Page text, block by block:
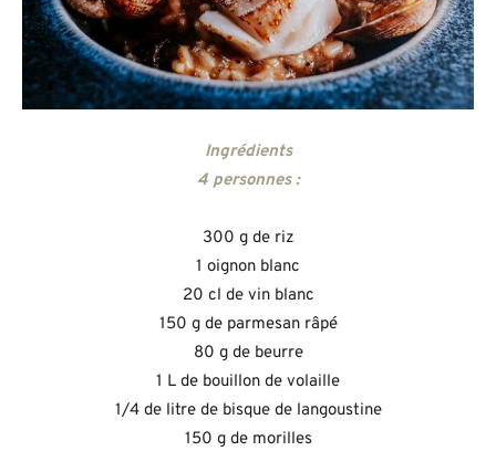
Ingrédients
4 personnes :
300 g de riz
1 oignon blanc
20 cl de vin blanc
150 g de parmesan râpé
80 g de beurre
1 L de bouillon de volaille
1/4 de litre de bisque de langoustine
150 g de morilles